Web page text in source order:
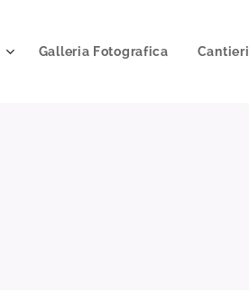
Galleria Fotografica Cantieri